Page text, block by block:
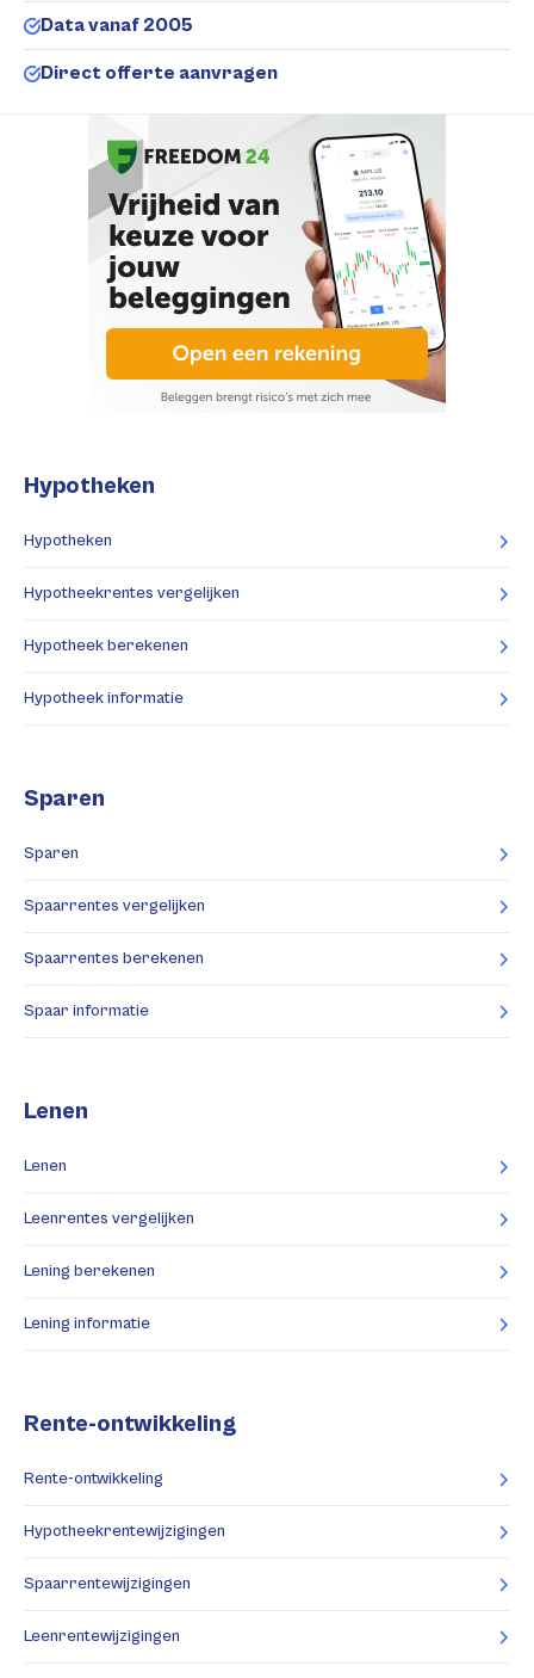
Data vanaf 2005
Direct offerte aanvragen
Hypotheken
Hypotheken
Hypotheekrentes vergelijken
Hypotheek berekenen
Hypotheek informatie
Sparen
Sparen
Spaarrentes vergelijken
Spaarrentes berekenen
Spaar informatie
Lenen
Lenen
Leenrentes vergelijken
Lening berekenen
Lening informatie
Rente-ontwikkeling
Rente-ontwikkeling
Hypotheekrentewijzigingen
Spaarrentewijzigingen
Leenrentewijzigingen